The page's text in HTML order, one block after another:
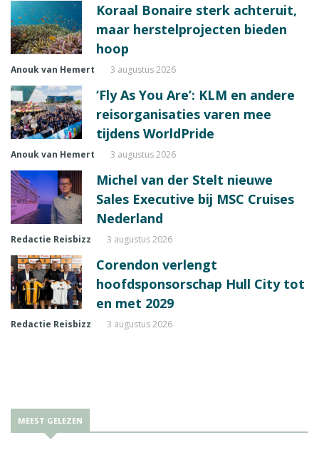
Koraal Bonaire sterk achteruit,
maar herstelprojecten bieden
hoop
Anouk van Hemert 3 augustus 2026
‘Fly As You Are’: KLM en andere
reisorganisaties varen mee
tijdens WorldPride
Anouk van Hemert 3 augustus 2026
Michel van der Stelt nieuwe
Sales Executive bij MSC Cruises
Nederland
Redactie Reisbizz 3 augustus 2026
Corendon verlengt
hoofdsponsorschap Hull City tot
en met 2029
Redactie Reisbizz 3 augustus 2026
MEEST GELEZEN